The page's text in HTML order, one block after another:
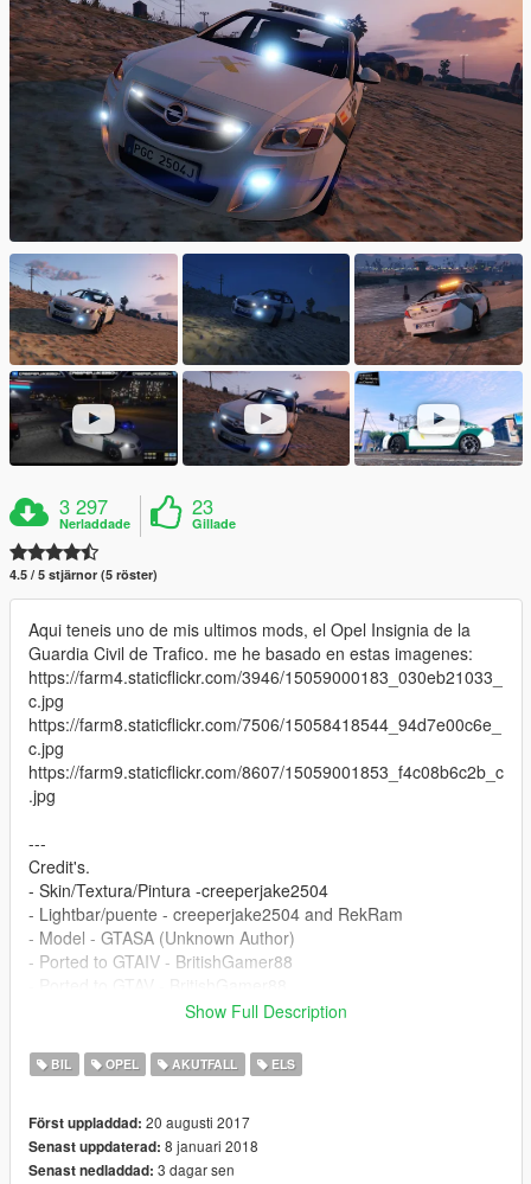
3 297
Nerladdade
23
Gillade
4.5 / 5 stjärnor (5 röster)
Aqui teneis uno de mis ultimos mods, el Opel Insignia de la
Guardia Civil de Trafico. me he basado en estas imagenes:
https://farm4.staticflickr.com/3946/15059000183_030eb21033_
c.jpg
https://farm8.staticflickr.com/7506/15058418544_94d7e00c6e_
c.jpg
https://farm9.staticflickr.com/8607/15059001853_f4c08b6c2b_c
.jpg
---
Credit's.
- Skin/Textura/Pintura -creeperjake2504
- Lightbar/puente - creeperjake2504 and RekRam
- Model - GTASA (Unknown Author)
- Ported to GTAIV - BritishGamer88
- New Material's/Texture's - BritishGamer88
- Rims - Forza
---
Show Full Description
BIL OPEL AKUTFALL ELS
Först uppladdad: 20 augusti 2017
Senast uppdaterad: 8 januari 2018
Senast nedladdad: 3 dagar sen